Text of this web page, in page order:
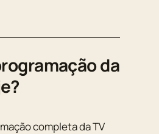
da
completa da TV